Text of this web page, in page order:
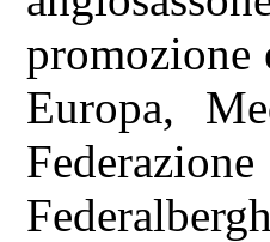
promozione
Europa,